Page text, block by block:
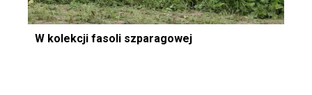
W kolekcji fasoli szparagowej